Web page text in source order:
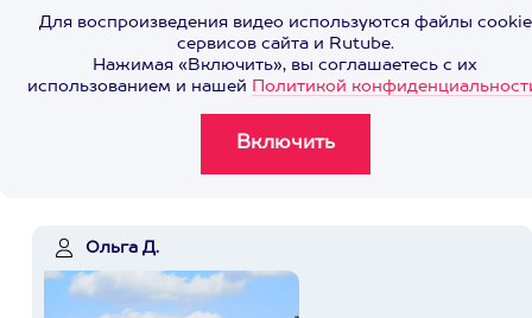
Для воспроизведения видео используются файлы cookie
сервисов сайта и Rutube.
Нажимая «Включить», вы соглашаетесь с их
использованием и нашей Политикой
Ольга Д.